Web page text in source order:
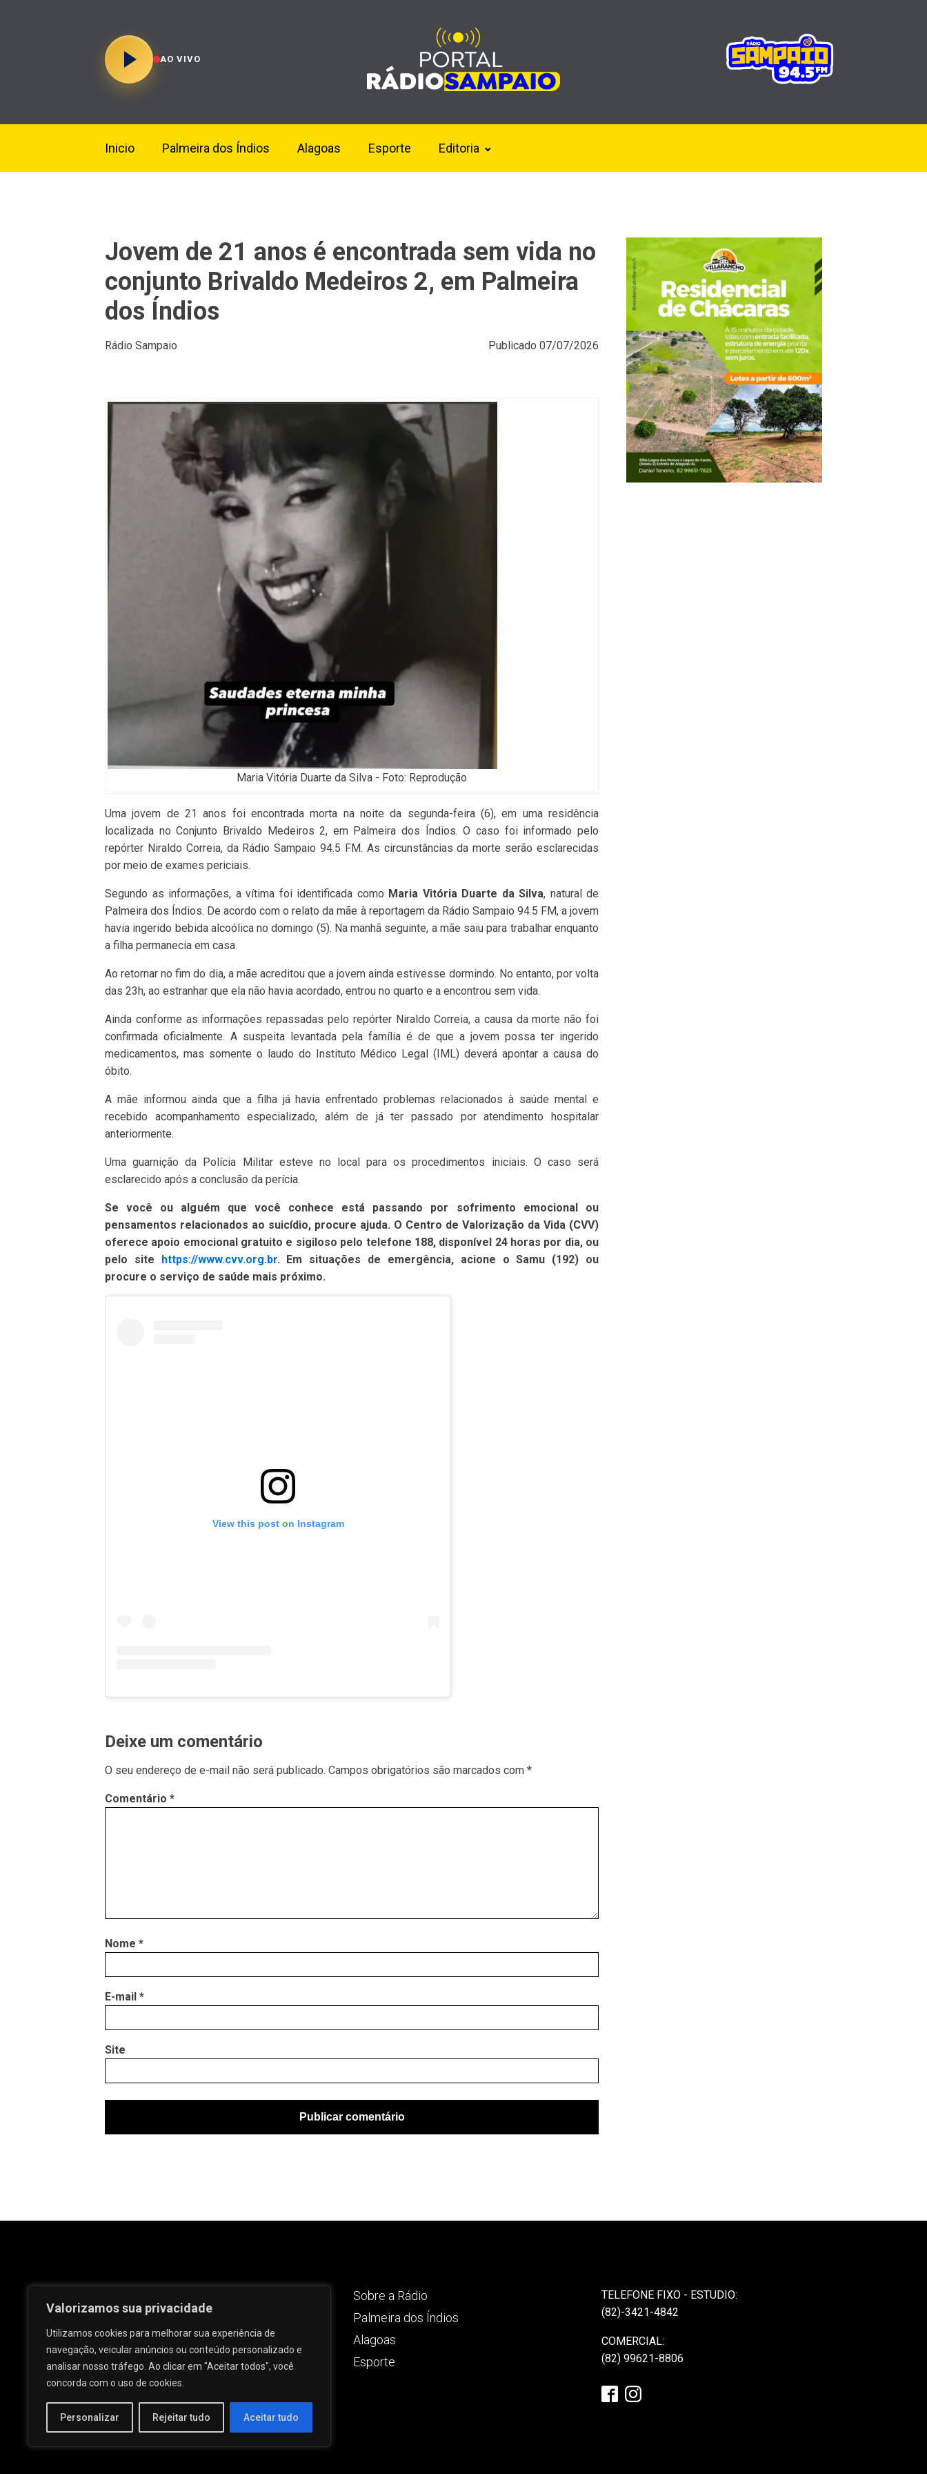
Valorizamos sua privacidade
Utilizamos cookies para melhorar sua experiência de
navegação, veicular anúncios ou conteúdo personalizado e
analisar nosso tráfego. Ao clicar em "Aceitar todos", você
concorda com o uso de cookies.
Personalizar Rejeitar tudo Aceitar tudo
AO VIVO
Inicio Palmeira dos Índios Alagoas Esporte Editoria
Jovem de 21 anos é encontrada sem vida no
conjunto Brivaldo Medeiros 2, em Palmeira
dos Índios
Rádio Sampaio Publicado 07/07/2026
Maria Vitória Duarte da Silva - Foto: Reprodução
Uma jovem de 21 anos foi encontrada morta na noite da segunda-feira (6), em uma residência
localizada no Conjunto Brivaldo Medeiros 2, em Palmeira dos Índios. O caso foi informado pelo
repórter Niraldo Correia, da Rádio Sampaio 94.5 FM. As circunstâncias da morte serão esclarecidas
por meio de exames periciais.
Segundo as informações, a vítima foi identificada como Maria Vitória Duarte da Silva, natural de
Palmeira dos Índios. De acordo com o relato da mãe à reportagem da Rádio Sampaio 94.5 FM, a jovem
havia ingerido bebida alcoólica no domingo (5). Na manhã seguinte, a mãe saiu para trabalhar enquanto
a filha permanecia em casa.
Ao retornar no fim do dia, a mãe acreditou que a jovem ainda estivesse dormindo. No entanto, por volta
das 23h, ao estranhar que ela não havia acordado, entrou no quarto e a encontrou sem vida.
Ainda conforme as informações repassadas pelo repórter Niraldo Correia, a causa da morte não foi
confirmada oficialmente. A suspeita levantada pela família é de que a jovem possa ter ingerido
medicamentos, mas somente o laudo do Instituto Médico Legal (IML) deverá apontar a causa do
óbito.
A mãe informou ainda que a filha já havia enfrentado problemas relacionados à saúde mental e
recebido acompanhamento especializado, além de já ter passado por atendimento hospitalar
anteriormente.
Uma guarnição da Polícia Militar esteve no local para os procedimentos iniciais. O caso será
esclarecido após a conclusão da perícia.
Se você ou alguém que você conhece está passando por sofrimento emocional ou
pensamentos relacionados ao suicídio, procure ajuda. O Centro de Valorização da Vida (CVV)
oferece apoio emocional gratuito e sigiloso pelo telefone 188, disponível 24 horas por dia, ou
pelo site https://www.cvv.org.br. Em situações de emergência, acione o Samu (192) ou
procure o serviço de saúde mais próximo.
View this post on Instagram
Deixe um comentário
O seu endereço de e-mail não será publicado. Campos obrigatórios são marcados com *
Comentário *
Nome *
E-mail *
Site
Rua José e Maria Passos, nº 25 - Centro -
Palmeira dos Índios - AL.
Sobre a Rádio
Palmeira dos Índios
Alagoas
Esporte
TELEFONE FIXO - ESTUDIO:
(82)-3421-4842
COMERCIAL:
(82) 99621-8806